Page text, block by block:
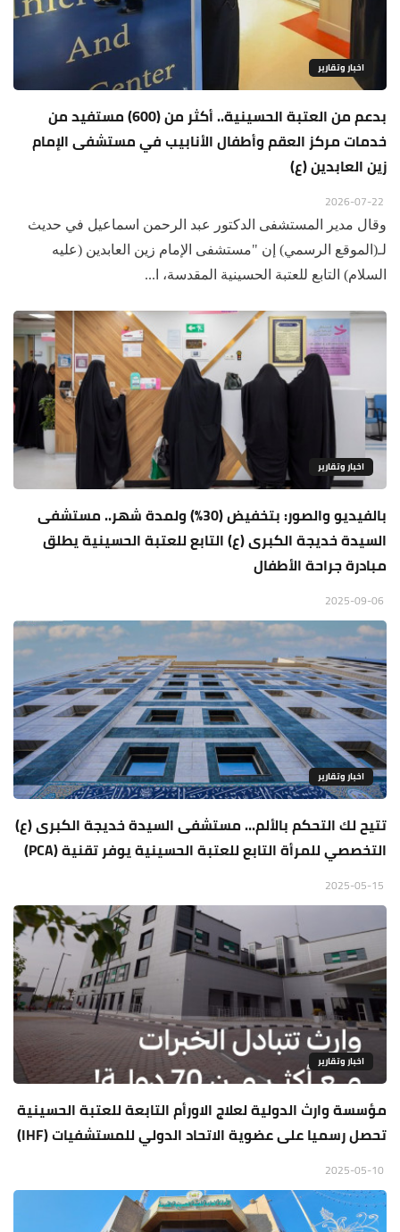
اخبار وتقارير
بدعم من العتبة الحسينية.. أكثر من (600) مستفيد من
خدمات مركز العقم وأطفال الأنابيب في مستشفى الإمام
زين العابدين (ع)
وقال مدير المستشفى الدكتور عبد الرحمن اسماعيل في حديث
لـ(الموقع الرسمي) إن "مستشفى الإمام زين العابدين (عليه
السلام) التابع للعتبة الحسينية المقدسة، ا...
اخبار وتقارير
بالفيديو والصور: بتخفيض (30%) ولمدة شهر.. مستشفى
السيدة خديجة الكبرى (ع) التابع للعتبة الحسينية يطلق
مبادرة جراحة الأطفال
اخبار وتقارير
تتيح لك التحكم بالألم... مستشفى السيدة خديجة الكبرى (ع)
التخصصي للمرأة التابع للعتبة الحسينية يوفر تقنية (PCA)
اخبار وتقارير
مؤسسة وارث الدولية لعلاج الاورأم التابعة للعتبة الحسينية
تحصل رسميا على عضوية الاتحاد الدولي للمستشفيات (IHF)